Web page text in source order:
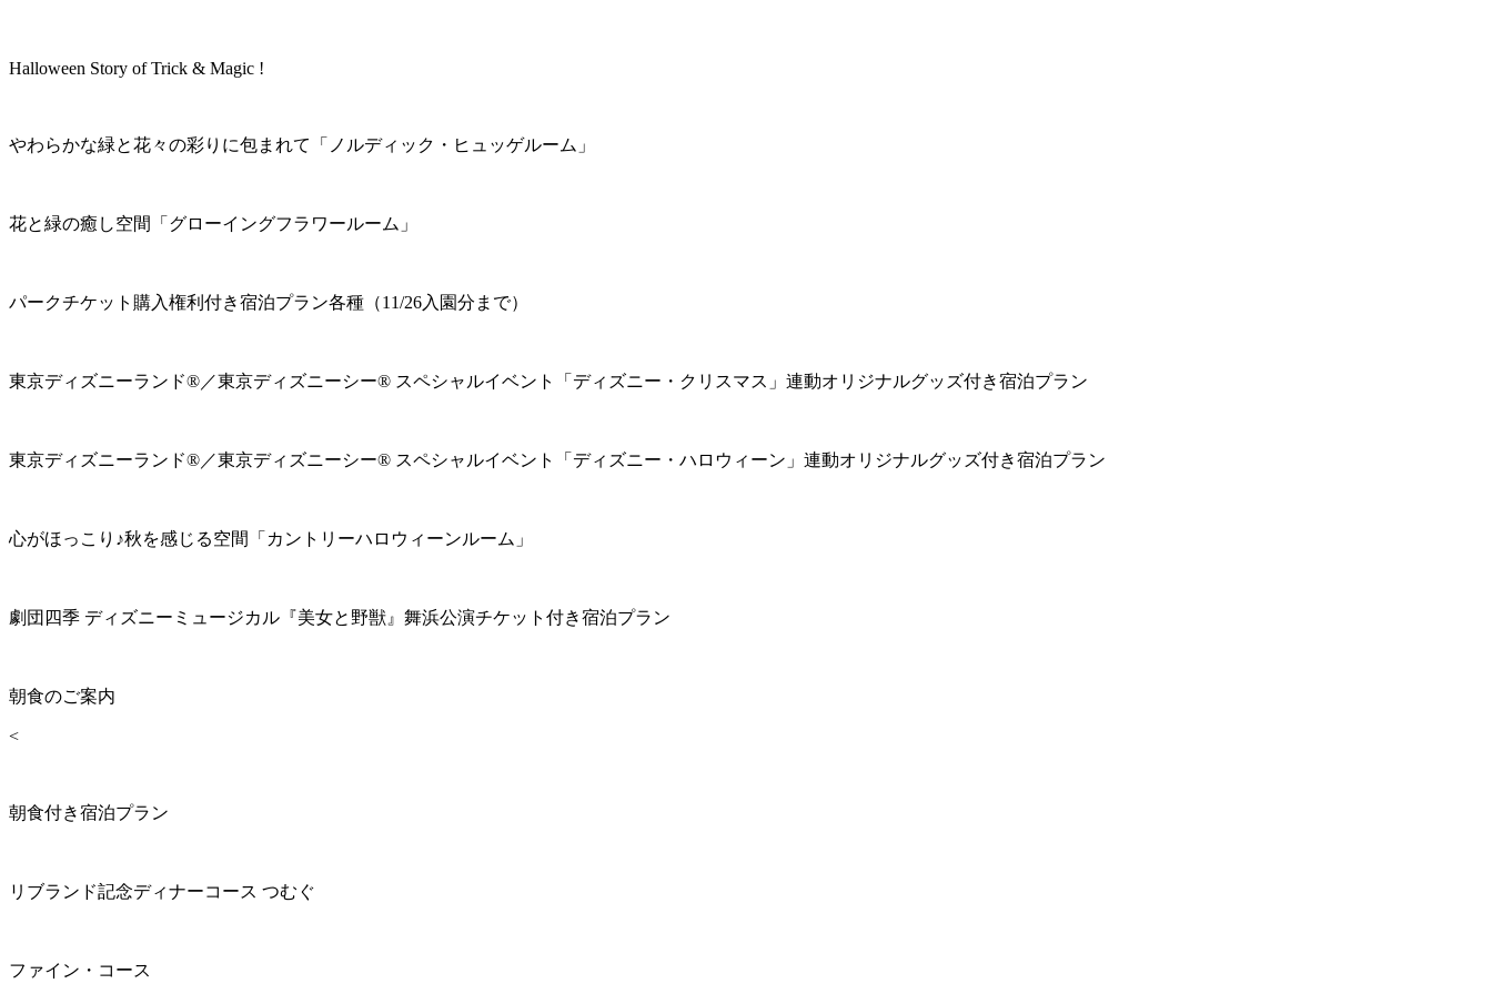
Halloween Story of Trick & Magic !
やわらかな緑と花々の彩りに包まれて「ノルディック・ヒュッゲルーム」
花と緑の癒し空間「グローイングフラワールーム」
パークチケット購入権利付き宿泊プラン各種（11/26入園分まで）
東京ディズニーランド®／東京ディズニーシー® スペシャルイベント「ディズニー・クリスマス」連動オリジナルグッズ付き宿泊プラン
東京ディズニーランド®／東京ディズニーシー® スペシャルイベント「ディズニー・ハロウィーン」連動オリジナルグッズ付き宿泊プラン
心がほっこり♪秋を感じる空間「カントリーハロウィーンルーム」
劇団四季 ディズニーミュージカル『美女と野獣』舞浜公演チケット付き宿泊プラン
朝食のご案内
<
朝食付き宿泊プラン
リブランド記念ディナーコース つむぐ
ファイン・コース